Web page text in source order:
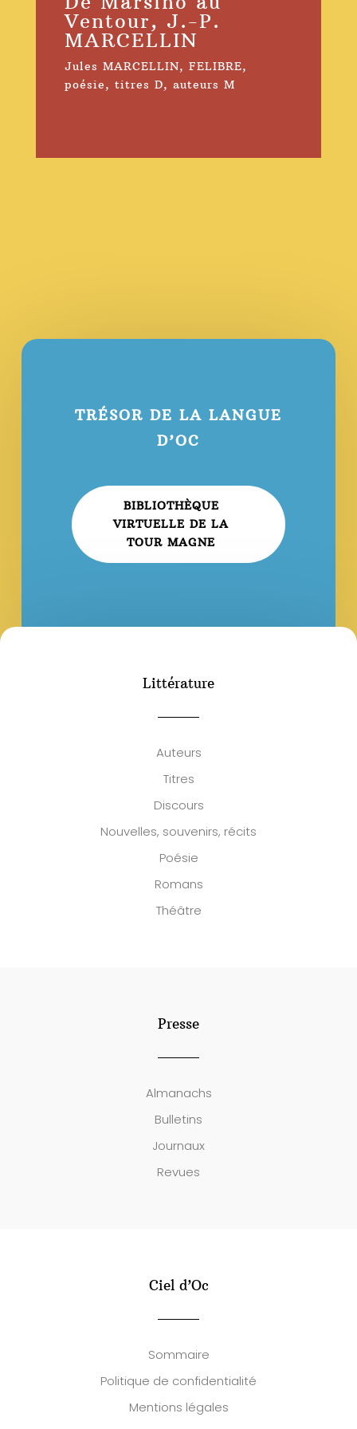
Ventour, J.-P.
MARCELLIN
Jules MARCELLIN, FELIBRE,
poésie, titres D, auteurs M
TRÉSOR DE LA LANGUE
D’OC
BIBLIOTHÈQUE
VIRTUELLE DE LA
TOUR MAGNE
Littérature
Auteurs
Titres
Discours
Nouvelles, souvenirs, récits
Poésie
Romans
Théâtre
Presse
Almanachs
Bulletins
Journaux
Revues
Ciel d’Oc
Sommaire
Politique de confidentialité
Mentions légales